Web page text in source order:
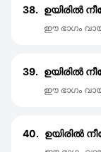
38. ഉയിരിൽ
ഈ ഭാഗം
39. ഉയിരിൽ
ഈ ഭാഗം
40. ഉയിരിൽ